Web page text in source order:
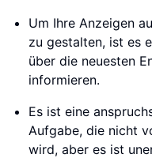
Um Ihre Anzeigen
zu gestalten, ist es
über die neuesten
informieren.
Es ist eine
Aufgabe, die nicht
wird, aber es ist